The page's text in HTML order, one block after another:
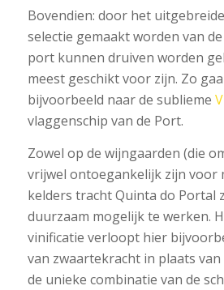
Bovendien: door het
selectie gemaakt worden van
port kunnen druiven worden
meest geschikt voor zijn. Zo
bijvoorbeeld naar de sublieme
vlaggenschip van de Port.
Zowel op de wijngaarden (die
vrijwel ontoegankelijk zijn voor
kelders tracht Quinta do Portal
duurzaam mogelijk te werken.
vinificatie verloopt hier
van zwaartekracht in plaats
de unieke combinatie van de